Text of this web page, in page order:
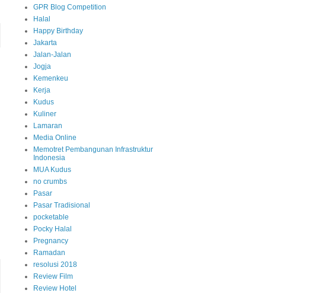
GPR Blog Competition
Halal
Happy Birthday
Jakarta
Jalan-Jalan
Jogja
Kemenkeu
Kerja
Kudus
Kuliner
Lamaran
Media Online
Memotret Pembangunan Infrastruktur
Indonesia
MUA Kudus
no crumbs
Pasar
Pasar Tradisional
pocketable
Pocky Halal
Pregnancy
Ramadan
resolusi 2018
Review Film
Review Hotel